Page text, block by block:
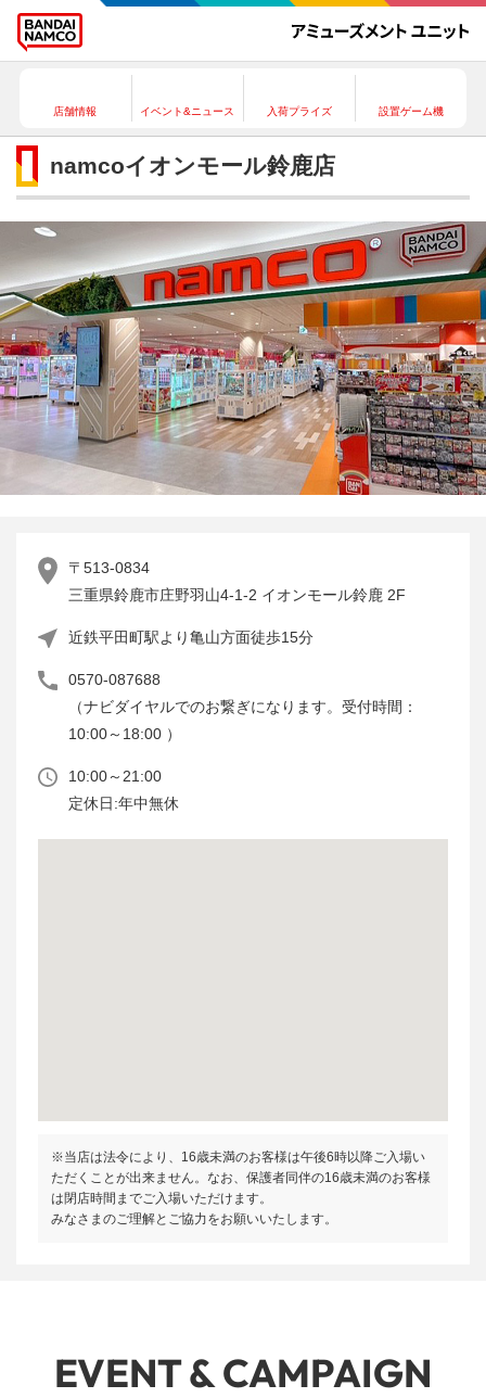
店舗情報 イベント&ニュース 入荷プライズ 設置ゲーム機
namcoイオンモール鈴鹿店
〒513-0834
三重県鈴鹿市庄野羽山4-1-2 イオンモール鈴鹿 2F
近鉄平田町駅より亀山方面徒歩15分
0570-087688
（ナビダイヤルでのお繋ぎになります。受付時間：
10:00～18:00 ）
10:00～21:00
定休日:年中無休
※当店は法令により、16歳未満のお客様は午後6時以降ご入場い
ただくことが出来ません。なお、保護者同伴の16歳未満のお客様
は閉店時間までご入場いただけます。
みなさまのご理解とご協力をお願いいたします。
EVENT & CAMPAIGN